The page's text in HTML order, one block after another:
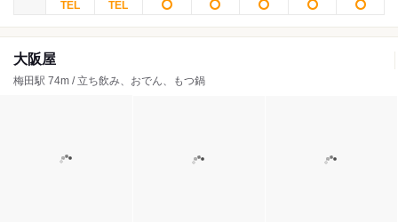
大阪屋
梅田駅 74m / 立ち飲み、おでん、もつ鍋